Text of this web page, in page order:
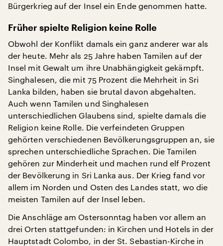
Bürgerkrieg auf der Insel ein Ende genommen hatte.
Früher spielte Religion keine Rolle
Obwohl der Konflikt damals ein ganz anderer war als
der heute. Mehr als 25 Jahre haben Tamilen auf der
Insel mit Gewalt um ihre Unabhängigkeit gekämpft.
Singhalesen, die mit 75 Prozent die Mehrheit in Sri
Lanka bilden, haben sie brutal davon abgehalten.
Auch wenn Tamilen und Singhalesen
unterschiedlichen Glaubens sind, spielte damals die
Religion keine Rolle. Die verfeindeten Gruppen
gehörten verschiedenen Bevölkerungsgruppen an, sie
sprechen unterschiedliche Sprachen. Die Tamilen
gehören zur Minderheit und machen rund elf Prozent
der Bevölkerung in Sri Lanka aus. Der Krieg fand vor
allem im Norden und Osten des Landes statt, wo die
meisten Tamilen auf der Insel leben.
Die Anschläge am Ostersonntag haben vor allem an
drei Orten stattgefunden: in Kirchen und Hotels in der
Hauptstadt Colombo, in der St. Sebastian-Kirche in